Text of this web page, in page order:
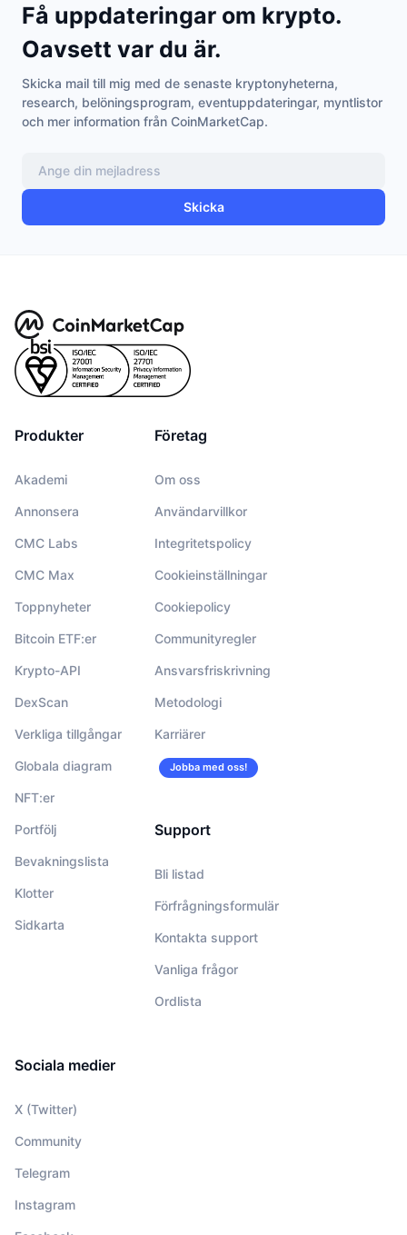
Få uppdateringar om krypto.
Oavsett var du är.
Skicka mail till mig med de senaste kryptonyheterna,
research, belöningsprogram, eventuppdateringar, myntlistor
och mer information från CoinMarketCap.
Skicka
Produkter
Akademi
Annonsera
CMC Labs
CMC Max
Toppnyheter
Bitcoin ETF:er
Krypto-API
DexScan
Verkliga tillgångar
Globala diagram
NFT:er
Portfölj
Bevakningslista
Klotter
Sidkarta
Företag
Om oss
Användarvillkor
Integritetspolicy
Cookieinställningar
Cookiepolicy
Communityregler
Ansvarsfriskrivning
Metodologi
Karriärer
Jobba med oss!
Support
Bli listad
Förfrågningsformulär
Kontakta support
Vanliga frågor
Ordlista
Sociala medier
X (Twitter)
Community
Telegram
Instagram